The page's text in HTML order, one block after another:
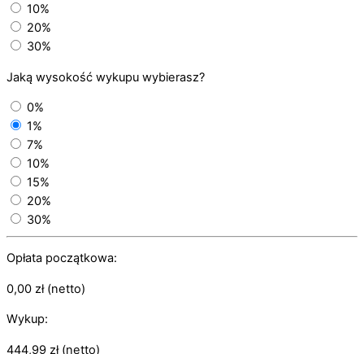
10%
20%
30%
Jaką wysokość wykupu wybierasz?
0%
1%
7%
10%
15%
20%
30%
Opłata początkowa:
0,00 zł(netto)
Wykup:
444,99 zł(netto)